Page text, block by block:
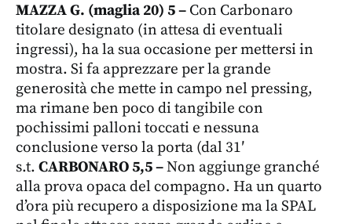
MAZZA G. (maglia 20) 5 – Con Carbonaro
titolare designato (in attesa di eventuali
ingressi), ha la sua occasione per mettersi in
mostra. Si fa apprezzare per la grande
generosità che mette in campo nel pressing,
ma rimane ben poco di tangibile con
pochissimi palloni toccati e nessuna
conclusione verso la porta (dal 31′
s.t. CARBONARO 5,5 –Non aggiunge granché
alla prova opaca del compagno. Ha un quarto
d’ora più recupero a disposizione ma la SPAL